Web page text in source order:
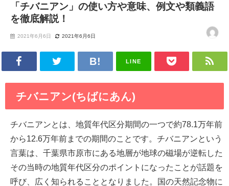
「チバニアン」の使い方や意味、例文や類義語
を徹底解説！
2021年6月6日 2021年6月6日
LINE
チバニアン(ちばにあん)
チバニアンとは、地質年代区分期間の一つで約78.1万年前
から12.6万年前までの期間のことです。チバニアンという
言葉は、千葉県市原市にある地層が地球の磁場が逆転した
その当時の地質年代区分のポイントになったことが話題を
呼び、広く知られることとなりました。国の天然記念物に